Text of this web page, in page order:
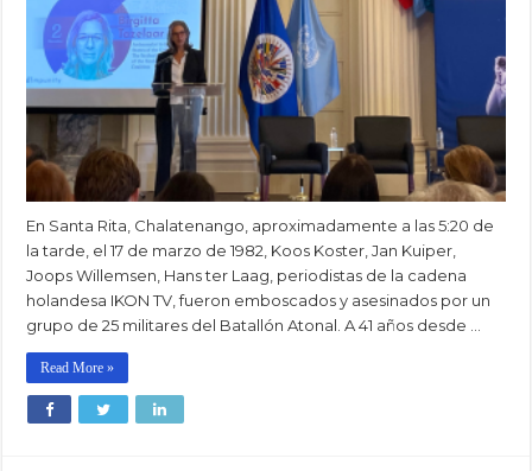
En Santa Rita, Chalatenango, aproximadamente a las 5:20 de
la tarde, el 17 de marzo de 1982, Koos Koster, Jan Kuiper,
Joops Willemsen, Hans ter Laag, periodistas de la cadena
holandesa IKON TV, fueron emboscados y asesinados por un
grupo de 25 militares del Batallón Atonal. A 41 años desde …
Read More »